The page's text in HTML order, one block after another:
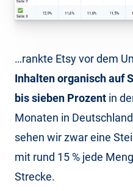
…rankte Etsy vor dem
Inhalten organisch auf
bis sieben Prozent in
Monaten in
sehen wir zwar eine
mit rund 15 % jede
Strecke.